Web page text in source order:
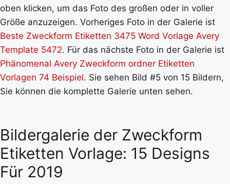
oben klicken, um das Foto des großen oder in voller
Größe anzuzeigen. Vorheriges Foto in der Galerie ist
Beste Zweckform Etiketten 3475 Word Vorlage Avery
Template 5472. Für das nächste Foto in der Galerie ist
Phänomenal Avery Zweckform ordner Etiketten
Vorlagen 74 Beispiel. Sie sehen Bild #5 von 15 Bildern,
Sie können die komplette Galerie unten sehen.
Bildergalerie der Zweckform
Etiketten Vorlage: 15 Designs
Für 2019